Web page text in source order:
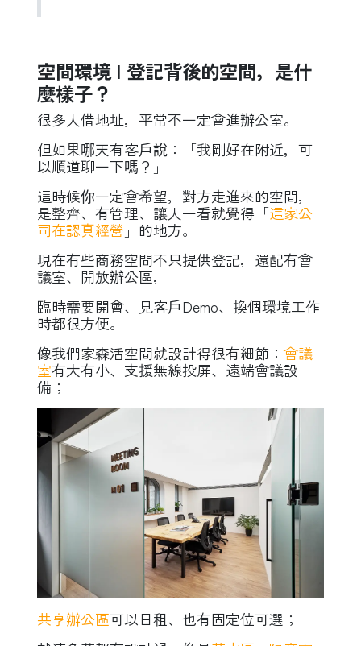
空間環境 l 登記背後的空間，是什
麼樣子？
很多人借地址，平常不一定會進辦公室。
但如果哪天有客戶說：「我剛好在附近，可
以順道聊一下嗎？」
這時候你一定會希望，對方走進來的空間，
是整齊、有管理、讓人一看就覺得「這家公
司在認真經營 」的地方。
現在有些商務空間不只提供登記，還配有會
議室、開放辦公區，
臨時需要開會、見客戶Demo、換個環境工作
時都很方便。
像我們家森活空間就設計得很有細節：會議
室有大有小、支援無線投屏、遠端會議設
備；
共享辦公區可以日租、也有固定位可選；